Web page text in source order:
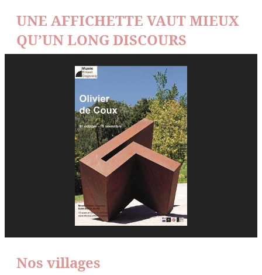
UNE AFFICHETTE VAUT MIEUX
QU’UN LONG DISCOURS
Nos villages